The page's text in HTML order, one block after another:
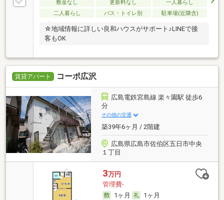
敷金なし 更新料なし
一人暮らし
二人暮らし
バス・トイレ別 駐車場(近隣含)
☆地域情報に詳しい良和ハウスがサポート♪LINEで接
客もOK
賃貸アパート コーポ広沢
広島電鉄宮島線 楽々園駅 徒歩6
分
その他の交通
築39年6ヶ月 / 2階建
広島県広島市佐伯区五日市中央
１丁目
3万円
管理費-
1ヶ月
1ヶ月